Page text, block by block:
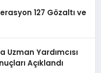
127 Gözaltı ve
Uzman Yardımcısı
Açıklandı